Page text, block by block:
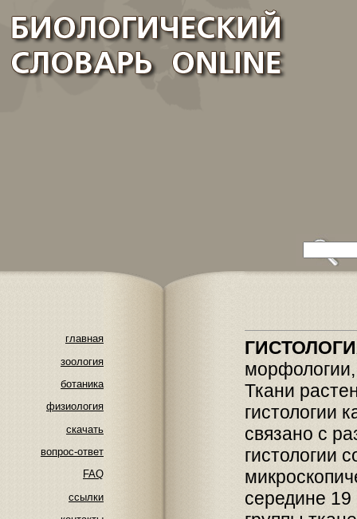
главная
зоология
ботаника
физиология
скачать
вопрос-ответ
FAQ
ссылки
Ткани
гистологии
связано с
гистологии
середине